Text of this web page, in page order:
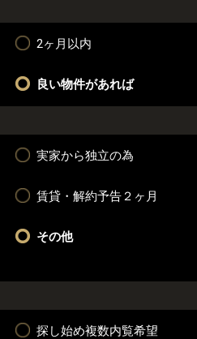
2ヶ月以内
良い物件があれば
実家から独立の為
賃貸・解約予告２ヶ月
その他
探し始め複数内覧希望